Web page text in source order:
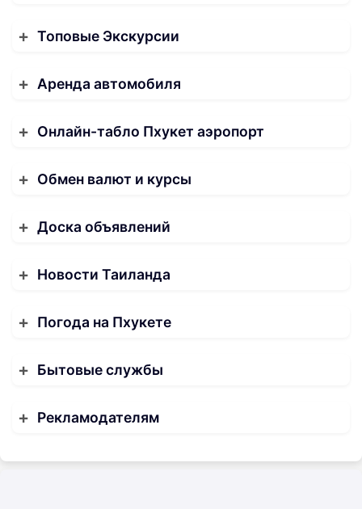
Топовые Экскурсии
Аренда автомобиля
Онлайн-табло Пхукет аэропорт
Обмен валют и курсы
Доска объявлений
Новости Таиланда
Погода на Пхукете
Бытовые службы
Рекламодателям